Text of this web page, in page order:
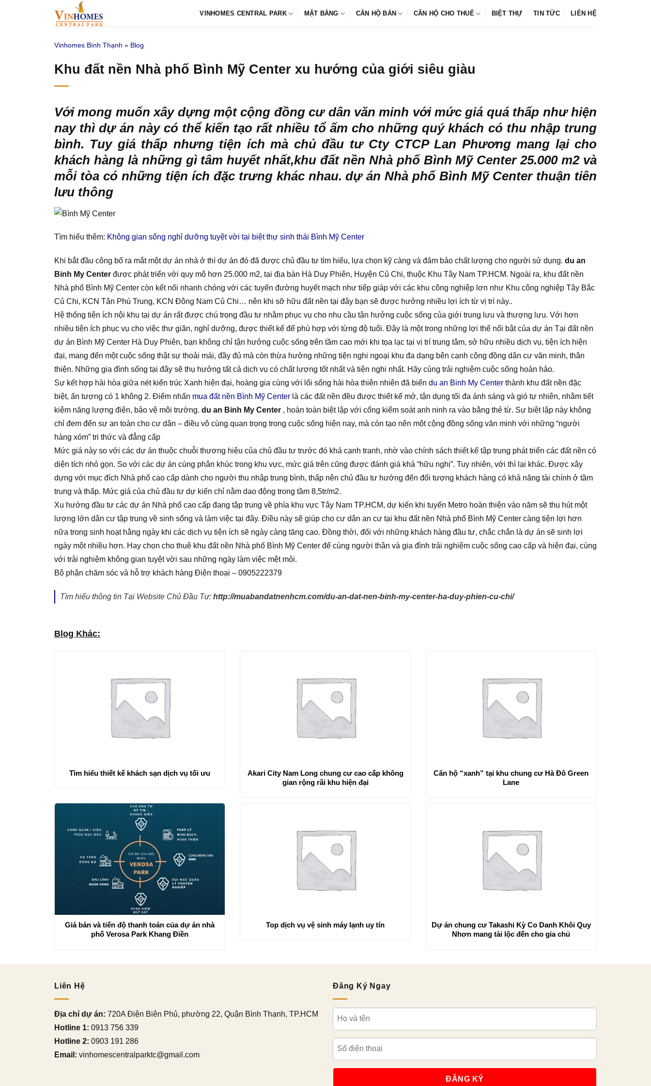
VINHOMES CENTRAL PARK MẶT BẰNG CĂN HỘ BÁN CĂN HỘ CHO THUÊ BIỆT THỰ TIN TỨC LIÊN HỆ
Vinhomes Bình Thạnh » Blog
Khu đất nền Nhà phố Bình Mỹ Center xu hướng của giới siêu giàu
Với mong muốn xây dựng một cộng đồng cư dân văn minh với mức giá quá thấp như hiện
nay thì dự án này có thể kiến tạo rất nhiều tổ ấm cho những quý khách có thu nhập trung
bình. Tuy giá thấp nhưng tiện ích mà chủ đầu tư Cty CTCP Lan Phương mang lại cho
khách hàng là những gì tâm huyết nhất,khu đất nền Nhà phố Bình Mỹ Center 25.000 m2 và
mỗi tòa có những tiện ích đặc trưng khác nhau. dự án Nhà phố Bình Mỹ Center thuận tiên
lưu thông
Tìm hiểu thêm: Không gian sống nghỉ dưỡng tuyệt vời tại biệt thự sinh thái Bình Mỹ Center
Khi bắt đầu công bố ra mắt một dự án nhà ở thì dự án đó đã được chủ đầu tư tìm hiểu, lựa chọn kỹ càng và đảm bảo chất lượng cho người sử dụng. du an
Binh My Center được phát triển với quy mô hơn 25.000 m2, tại địa bàn Hà Duy Phiên, Huyện Củ Chi, thuộc Khu Tây Nam TP.HCM. Ngoài ra, khu đất nền
Nhà phố Bình Mỹ Center còn kết nối nhanh chóng với các tuyến đường huyết mạch như tiếp giáp với các khu công nghiệp lơn như Khu công nghiệp Tây Bắc
Củ Chi, KCN Tân Phú Trung, KCN Đông Nam Củ Chi… nên khi sỡ hữu đất nền tại đây bạn sẽ được hưởng nhiều lợi ích từ vị trí này..
Hệ thống tiện ích nội khu tại dự án rất được chú trọng đầu tư nhằm phục vụ cho nhu cầu tận hưởng cuộc sống của giới trung lưu và thượng lưu. Với hơn
nhiều tiện ích phục vụ cho việc thư giãn, nghỉ dưỡng, được thiết kế để phù hợp với từng độ tuổi. Đây là một trong những lợi thế nổi bật của dự án Tại đất nền
dự án Bình Mỹ Center Hà Duy Phiên, bạn không chỉ tận hưởng cuộc sống trên tầm cao mới khi tọa lạc tại vị trí trung tâm, sở hữu nhiều dịch vụ, tiện ích hiện
đại, mang đến một cuộc sống thật sự thoải mái, đầy đủ mà còn thừa hưởng những tiện nghi ngoại khu đa dạng bên cạnh cộng đồng dân cư văn minh, thân
thiện. Những gia đình sống tại đây sẽ thụ hưởng tất cả dịch vụ có chất lượng tốt nhất và tiện nghi nhất. Hãy cùng trải nghiệm cuộc sống hoàn hảo.
Sự kết hợp hài hòa giữa nét kiến trúc Xanh hiện đại, hoàng gia cùng với lối sống hài hòa thiên nhiên đã biến du an Binh My Center thành khu đất nền đặc
biệt, ấn tượng có 1 không 2. Điểm nhấn mua đất nền Bình Mỹ Center là các đất nền đều được thiết kế mở, tận dụng tối đa ánh sáng và gió tự nhiên, nhằm tiết
kiệm năng lượng điện, bảo vệ môi trường. du an Binh My Center , hoàn toàn biệt lập với cổng kiểm soát anh ninh ra vào bằng thẻ từ. Sự biệt lập này không
chỉ đem đến sự an toàn cho cư dân – điều vô cùng quan trọng trong cuộc sống hiện nay, mà còn tạo nên một cộng đồng sống văn minh với những “người
hàng xóm” tri thức và đẳng cấp
Mức giá này so với các dự án thuộc chuỗi thương hiệu của chủ đầu tư trước đó khá cạnh tranh, nhờ vào chính sách thiết kế tập trung phát triển các đất nền có
diện tích nhỏ gọn. So với các dự án cùng phân khúc trong khu vực, mức giá trên cũng được đánh giá khá “hữu nghị”. Tuy nhiên, với thì lại khác. Được xây
dựng với mục đích Nhà phố cao cấp dành cho người thu nhập trung bình, thấp nên chủ đầu tư hướng đến đối tượng khách hàng có khả năng tài chính ở tầm
trung và thấp. Mức giá của chủ đầu tư dự kiến chỉ nằm dao động trong tầm 8,5tr/m2.
Xu hướng đầu tư các dự án Nhà phố cao cấp đang tập trung về phía khu vực Tây Nam TP.HCM, dự kiến khi tuyến Metro hoàn thiện vào năm sẽ thu hút một
lượng lớn dân cư tập trung về sinh sống và làm việc tại đây. Điều này sẽ giúp cho cư dân an cư tại khu đất nền Nhà phố Bình Mỹ Center càng tiện lợi hơn
nữa trong sinh hoạt hằng ngày khi các dịch vụ tiện ích sẽ ngày càng tăng cao. Đồng thời, đối với những khách hàng đầu tư, chắc chắn là dự án sẽ sinh lợi
ngày một nhiều hơn. Hay chọn cho thuê khu đất nền Nhà phố Bình Mỹ Center để cùng người thân và gia đình trải nghiệm cuộc sống cao cấp và hiện đại, cùng
với trải nghiệm không gian tuyệt vời sau những ngày làm việc mệt mỏi.
Bộ phận chăm sóc và hỗ trợ khách hàng Điện thoại – 0905222379
Tìm hiểu thông tin Tại Website Chủ Đầu Tư: http://muabandatnenhcm.com/du-an-dat-nen-binh-my-center-ha-duy-phien-cu-chi/
Blog Khác:
Tìm hiểu thiết kế khách sạn dịch vụ tối ưu
Akari City Nam Long chung cư cao cấp không
gian rộng rãi khu hiện đại
Căn hộ “xanh” tại khu chung cư Hà Đô Green
Lane
Giá bán và tiến độ thanh toán của dự án nhà
phố Verosa Park Khang Điền
Top dịch vụ vệ sinh máy lạnh uy tín
Dự án chung cư Takashi Kỳ Co Danh Khôi Quy
Nhơn mang tài lộc đến cho gia chủ
Liên Hệ
Địa chỉ dự án: 720A Điện Biên Phủ, phường 22, Quận Bình Thạnh, TP.HCM
Hotline 1: 0913 756 339
Hotline 2: 0903 191 286
Email: vinhomescentralparktc@gmail.com
Đăng Ký Ngay